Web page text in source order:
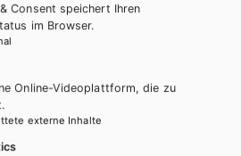
5.6: Ein Märchen aus Serbien:
haben, so ist es ihnen
5.6: Ein Märchen aus der
Consent speichert Ihren
im Browser.
Online-Videoplattform, die zu
externe Inhalte